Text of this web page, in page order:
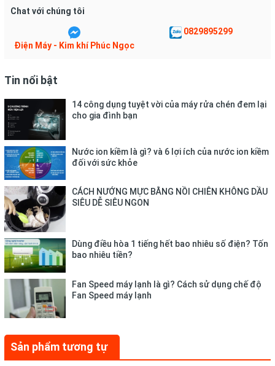
Máy xay thịt Matika MTK-3225 có công suất lớn 300W giúp xay
nhuyễn nhanh chóng nhiều loại thực phẩm để chế biến dễ dàng
như thịt, cá, tôm, cua, rau củ, gia vị, ngũ cốc…
Với 2 tốc độ xay, máy xay thịt Matika MTK-3225 có thể xay
thực phẩm ở nhiều mức thô – nhỏ – nhuyễn phù hợp với nhu
cầu sử dụng của từng món ăn.
Chat với chúng tôi
Điện Máy - Kim khí Phúc Ngọc
0829895299
Tin nổi bật
14 công dụng tuyệt vời của máy rửa chén đem lại
cho gia đình bạn
Nước ion kiềm là gì? và 6 lợi ích của nước ion kiềm
đối với sức khỏe
CÁCH NƯỚNG MỰC BẰNG NỒI CHIÊN KHÔNG DẦU
SIÊU DỄ SIÊU NGON
Dùng điều hòa 1 tiếng hết bao nhiêu số điện? Tốn
bao nhiêu tiền?
Fan Speed máy lạnh là gì? Cách sử dụng chế độ
Fan Speed máy lạnh
Sản phẩm tương tự